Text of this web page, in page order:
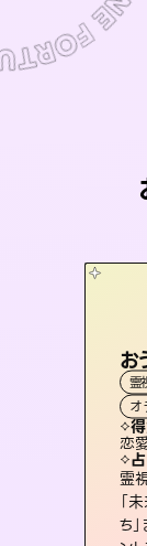
お
霊
オ
恋
霊
「
ち